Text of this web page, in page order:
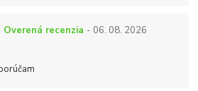
Overená recenzia - 06. 08. 2026